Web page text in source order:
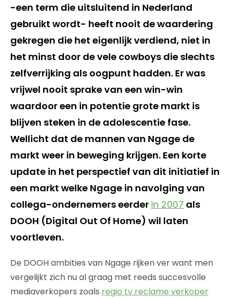
-een term die uitsluitend in Nederland
gebruikt wordt- heeft nooit de waardering
gekregen die het eigenlijk verdiend, niet in
het minst door de vele cowboys die slechts
zelfverrijking als oogpunt hadden. Er was
vrijwel nooit sprake van een win-win
waardoor een in potentie grote markt is
blijven steken in de adolescentie fase.
Wellicht dat de mannen van Ngage de
markt weer in beweging krijgen. Een korte
update in het perspectief van dit initiatief in
een markt welke Ngage in navolging van
collega-ondernemers eerder in 2007 als
DOOH (Digital Out Of Home) wil laten
voortleven.
De DOOH ambities van Ngage rijken ver want men
vergelijkt zich nu al graag met reeds succesvolle
mediaverkopers zoals regio tv reclame verkoper